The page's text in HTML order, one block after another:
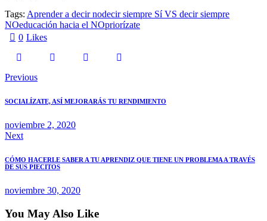
Tags: Aprender a decir nodecir siempre Sí VS decir siempre
NOeducación hacia el NOpriorízate
0 Likes
Previous
SOCIALÍZATE, ASÍ MEJORARÁS TU RENDIMIENTO
noviembre 2, 2020
Next
CÓMO HACERLE SABER A TU APRENDIZ QUE TIENE UN PROBLEMA A TRAVÉS
DE SUS PIECITOS
noviembre 30, 2020
You May Also Like